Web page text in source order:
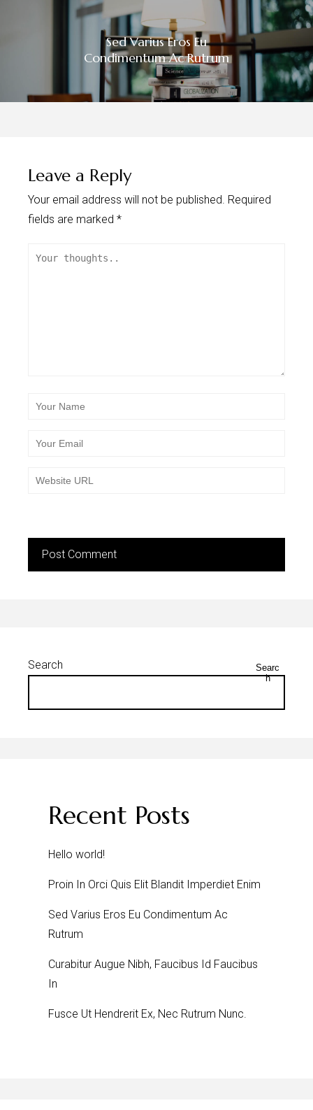
Sed Varius Eros Eu
Condimentum Ac Rutrum
Leave a Reply
Your email address will not be published. Required
fields are marked *
Search
Searc
h
Recent Posts
Hello world!
Proin In Orci Quis Elit Blandit Imperdiet Enim
Sed Varius Eros Eu Condimentum Ac
Rutrum
Curabitur Augue Nibh, Faucibus Id Faucibus
In
Fusce Ut Hendrerit Ex, Nec Rutrum Nunc.